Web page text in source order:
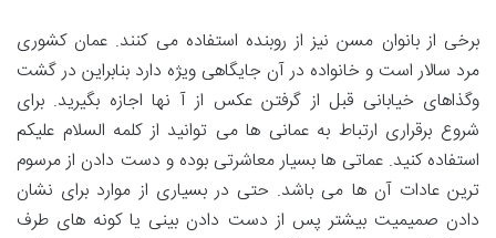
برخی از بانوان مسن نیز از روبنده استفاده می کنند. عمان کشوری
مرد سالار است و خانواده در آن جایگاهی ویژه دارد بنابراین در گشت
وگذاهای خیابانی قبل از گرفتن عکس از آ نها اجازه بگیرید. برای
شروع برقراری ارتباط به عمانی ها می توانید از کلمه السلام علیکم
استفاده کنید. عماتی ها بسیار معاشرتی بوده و دست دادن از مرسوم
ترین عادات آن ها می باشد. حتی در بسیاری از موارد برای نشان
دادن صمیمیت بیشتر پس از دست دادن بینی یا کونه های طرف